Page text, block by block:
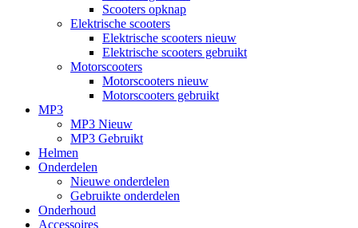
Scooters opknap
Elektrische scooters
Elektrische scooters nieuw
Elektrische scooters gebruikt
Motorscooters
Motorscooters nieuw
Motorscooters gebruikt
MP3
MP3 Nieuw
MP3 Gebruikt
Helmen
Onderdelen
Nieuwe onderdelen
Gebruikte onderdelen
Onderhoud
Accessoires